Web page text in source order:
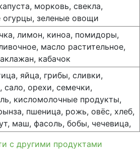
с другими продуктами
морковь, свекла,
огурцы, зеленые овощи
лимон, киноа, помидоры,
масло растительное,
кабачок
яйца, грибы, сливки,
сало, орехи, семечки,
кисломолочные продукты,
пшеница, рожь, овёс, хлеб,
маш, фасоль, бобы, чечевица,